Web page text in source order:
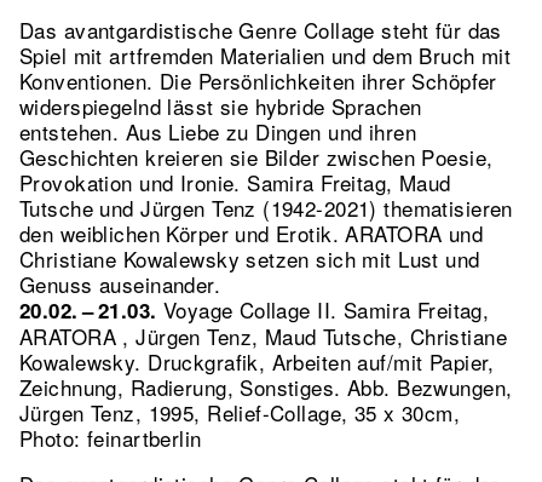
Das avantgardistische Genre Collage steht für das
Spiel mit artfremden Materialien und dem Bruch mit
Konventionen. Die Persönlichkeiten ihrer Schöpfer
widerspiegelnd lässt sie hybride Sprachen
entstehen. Aus Liebe zu Dingen und ihren
Geschichten kreieren sie Bilder zwischen Poesie,
Provokation und Ironie. Samira Freitag, Maud
Tutsche und Jürgen Tenz (1942-2021) thematisieren
den weiblichen Körper und Erotik. ARATORA und
Christiane Kowalewsky setzen sich mit Lust und
Genuss auseinander.
20.02. – 21.03. Voyage Collage II. Samira Freitag,
ARATORA , Jürgen Tenz, Maud Tutsche, Christiane
Kowalewsky. Druckgrafik, Arbeiten auf/mit Papier,
Zeichnung, Radierung, Sonstiges.Abb. Bezwungen,
Jürgen Tenz, 1995, Relief-Collage, 35 x 30cm,
Photo: feinartberlin